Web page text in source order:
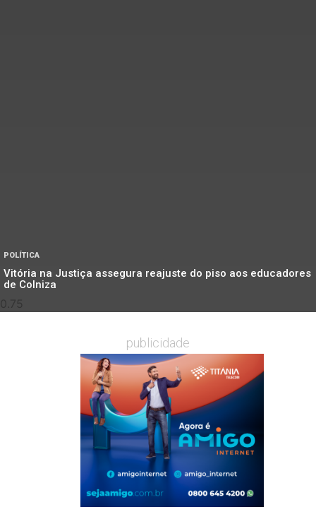
POLÍTICA
Vitória na Justiça assegura reajuste do piso aos educadores
de Colniza
publicidade